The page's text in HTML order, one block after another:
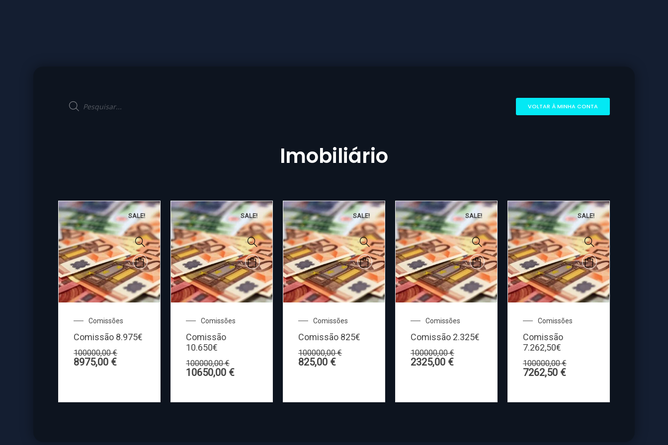
VOLTAR À MINHA CONTA
Imobiliário
SALE!
Comissões
Comissão 8.975€
100000,00€
8975,00 €
SALE!
Comissões
Comissão
10.650€
100000,00€
10650,00 €
SALE!
Comissões
Comissão 825€
100000,00€
825,00 €
SALE!
Comissões
Comissão 2.325€
100000,00€
2325,00 €
SALE!
Comissões
Comissão
7.262,50€
100000,00€
7262,50 €